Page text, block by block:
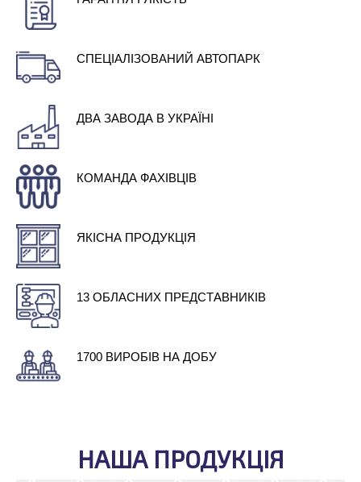
СПЕЦІАЛІЗОВАНИЙ АВТОПАРК
ДВА ЗАВОДА В УКРАЇНІ
КОМАНДА ФАХІВЦІВ
ЯКІСНА ПРОДУКЦІЯ
13 ОБЛАСНИХ ПРЕДСТАВНИКІВ
1700 ВИРОБІВ НА ДОБУ
НАША ПРОДУКЦІЯ